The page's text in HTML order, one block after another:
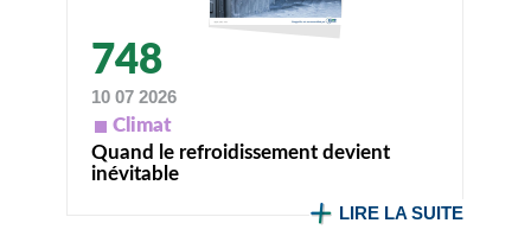
748
10 07 2026
Climat
Quand le refroidissement devient
inévitable
LIRE LA SUITE